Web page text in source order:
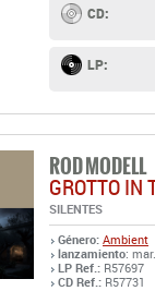
CD:
LP:
ROD MODELL
GROTTO IN
SILENTES
Género: Ambient
lanzamiento:
LP Ref.: R57697
CD Ref.: R57731